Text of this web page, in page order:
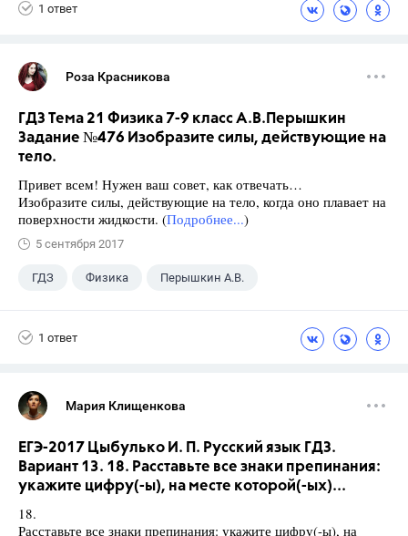
1 ответ
Роза Красникова
ГДЗ Тема 21 Физика 7-9 класс А.В.Перышкин
Задание №476 Изобразите силы, действующие на
тело.
Привет всем! Нужен ваш совет, как отвечать…
Изобразите силы, действующие на тело, когда оно плавает на
поверхности жидкости. (Подробнее...)
5 сентября 2017
ГДЗ Физика Перышкин А.В.
1 ответ
Мария Клищенкова
ЕГЭ-2017 Цыбулько И. П. Русский язык ГДЗ.
Вариант 13. 18. Расставьте все знаки препинания:
укажите цифру(-ы), на месте которой(-ых)...
18.
Расставьте все знаки препинания: укажите цифру(-ы), на